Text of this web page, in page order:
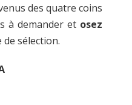
des quatre coins
à demander et osez
sélection.